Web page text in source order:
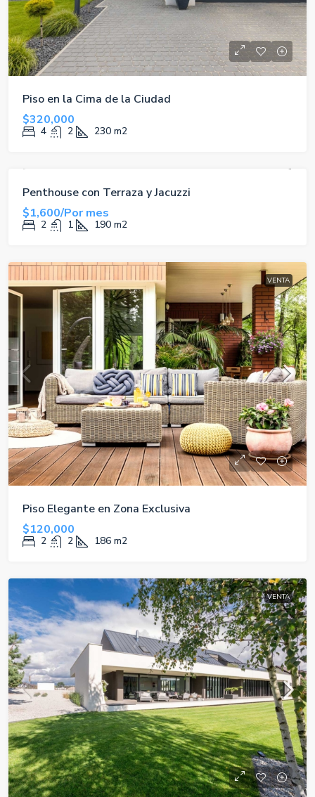
Piso en la Cima de la Ciudad
$320,000
4 2 230 m2
Penthouse con Terraza y Jacuzzi
$1,600/Por mes
2 1 190 m2
VENTA
Piso Elegante en Zona Exclusiva
$120,000
2 2 186 m2
VENTA